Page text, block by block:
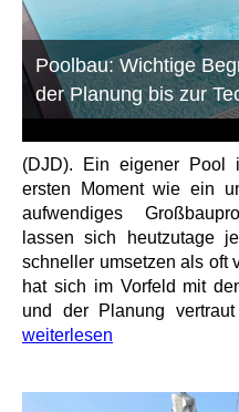
Poolbau: Wichtige
der Planung bis zur
(DJD). Ein eigener Pool
ersten Moment wie ein
aufwendiges
lassen sich heutzutage
schneller umsetzen als oft
hat sich im Vorfeld mit
und der Planung
weiterlesen